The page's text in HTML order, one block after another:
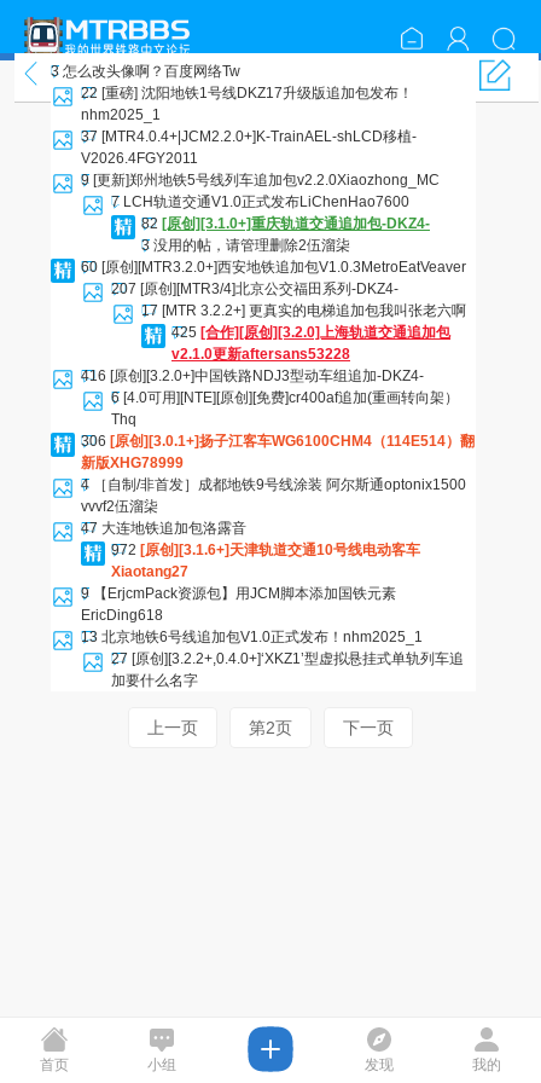
资源包分享
3 怎么改头像啊？ 百度网络Tw
22 [重磅] 沈阳地铁1号线DKZ17升级版追加包发布！
nhm2025_1
37 [MTR4.0.4+|JCM2.2.0+]K-TrainAEL-shLCD移植-
V2026.4FGY2011
9 [更新]郑州地铁5号线列车追加包v2.2.0Xiaozhong_MC
7 LCH轨道交通V1.0正式发布LiChenHao7600
82 [原创][3.1.0+]重庆轨道交通追加包-DKZ4-
3 没用的帖，请管理删除2伍溜柒
60 [原创][MTR3.2.0+]西安地铁追加包V1.0.3 MetroEatVeaver
207 [原创][MTR3/4]北京公交福田系列 -DKZ4-
17 [MTR 3.2.2+] 更真实的电梯追加包我叫张老六啊
425 [合作][原创][3.2.0]上海轨道交通追加包
v2.1.0更新aftersans53228
416 [原创][3.2.0+]中国铁路NDJ3型动车组追加-DKZ4-
6 [4.0可用][NTE][原创][免费]cr400af追加(重画转向架）
Thq
306 [原创][3.0.1+]扬子江客车WG6100CHM4（114E514）翻
新版XHG78999
4
［自制/非首发］成都地铁9号线涂装 阿尔斯通optonix1500
vvvf2伍溜柒
47 大连地铁追加包洛露音
972 [原创][3.1.6+]天津轨道交通10号线电动客车
Xiaotang27
9
【ErjcmPack资源包】用JCM脚本添加国铁元素
EricDing618
13 北京地铁6号线追加包V1.0正式发布！ nhm2025_1
27 [原创][3.2.2+,0.4.0+]‘XKZ1’型虚拟悬挂式单轨列车追
加要什么名字
上一页 第2页 下一页
首页 小组 发现 我的